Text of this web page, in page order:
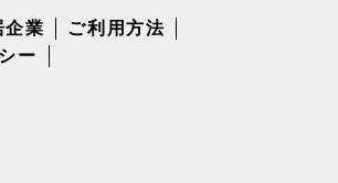
企業
ご利用方法
ー